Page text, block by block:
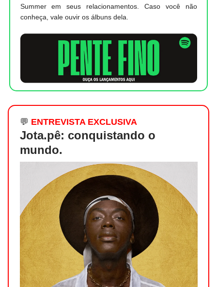
Summer em seus relacionamentos. Caso você não
conheça, vale ouvir os álbuns dela.
💬 ENTREVISTA EXCLUSIVA
Jota.pê: conquistando o
mundo.